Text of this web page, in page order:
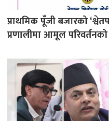
प्राथमिक पूँजी बजारको
प्रणालीमा आमूल परिवर्तनको